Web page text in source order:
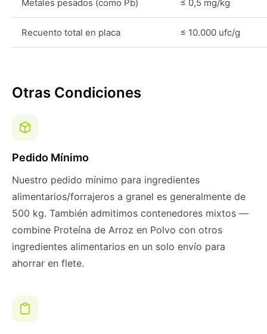
Metales pesados (como Pb) ≤ 0,5 mg/kg
Recuento total en placa ≤ 10.000 ufc/g
Otras Condiciones
Pedido Mínimo
Nuestro pedido mínimo para ingredientes
alimentarios/forrajeros a granel es generalmente de
500 kg. También admitimos contenedores mixtos —
combine Proteína de Arroz en Polvo con otros
ingredientes alimentarios en un solo envío para
ahorrar en flete.